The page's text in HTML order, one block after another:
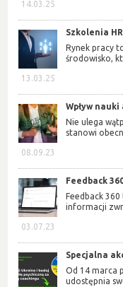
14.03.25
13.03.25
Szkolenia
Rynek pracy
środowisko,
08.09.23
Wpływ
Nie ulega
stanowi
03.07.23
Feedback
Feedback
informacji
Specjalna
Od 14 marca
udostępnia